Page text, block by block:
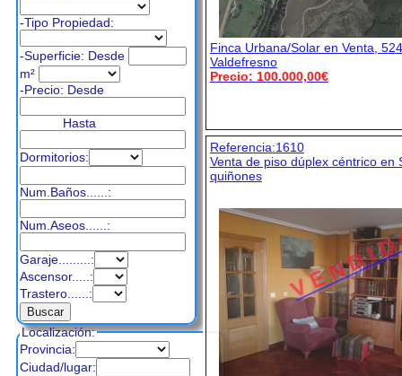
-Tipo Propiedad:
-Superficie: Desde
m²
-Precio: Desde
Hasta
Dormitorios:
Num.Baños......:
Num.Aseos......:
Garaje.........:
Ascensor.....:
Trastero......:
Localización:
Provincia:
Ciudad/lugar:
Finca Urbana/Solar en Venta,
Valdefresno
Precio: 100.000,00€
Referencia:1610
Venta de piso dúplex céntrico en
quiñones
V E N D I